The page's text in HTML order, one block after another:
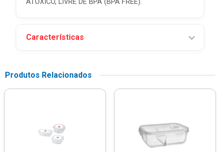
ATÓXICO, LIVRE DE BPA (BPA FREE).
Características
Produtos Relacionados